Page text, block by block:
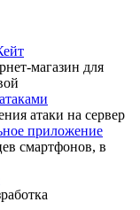
магазин для
атаки на сервер
приложение
смартфонов, в